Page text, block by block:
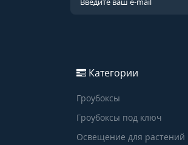
Категории
Гроубоксы
Гроубоксы под ключ
Освещение для растений